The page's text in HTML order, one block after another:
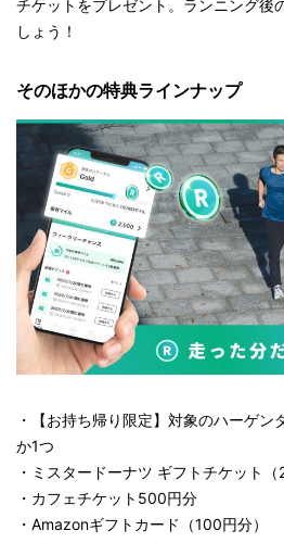
チケットをプレゼント。ランニング後
しょう！
そのほかの特典ラインナップ
・【お持ち帰り限定】対象のハーゲ
か1つ
・ミスタードーナツ ギフトチケット（
・カフェチケット500円分
・Amazonギフトカード（100円分）